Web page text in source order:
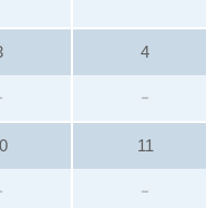
4
－
11
－